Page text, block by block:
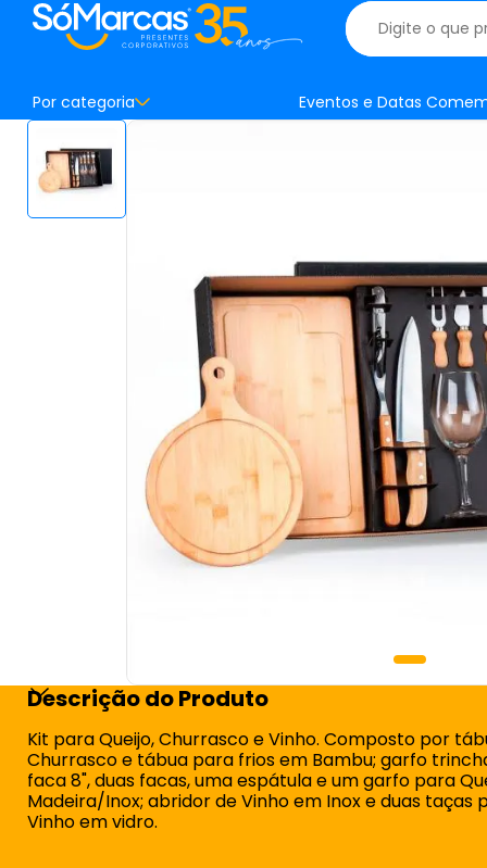
Por categoria Eventos e Datas
Descrição do Produto
Kit para Queijo, Churrasco e Vinho. Composto por
Churrasco e tábua para frios em Bambu; garfo
faca 8", duas facas, uma espátula e um garfo para
Madeira/Inox; abridor de Vinho em Inox e duas taças
Vinho em vidro.